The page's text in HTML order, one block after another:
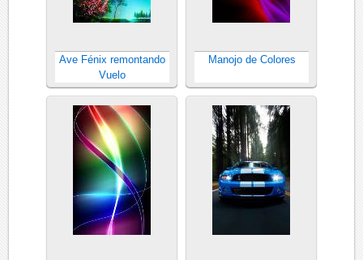
Ave Fénix remontando
Vuelo
Manojo de Colores